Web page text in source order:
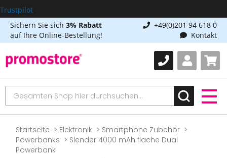
Trustpilot
Sichern Sie sich 3% Rabatt
auf Ihre Online-Bestellung!
+49(0)201 94 618 0
Kontakt
Startseite Elektronik
Smartphone Zubehör
Powerbanks
Slender 4000 mAh flache Dual
Powerbank